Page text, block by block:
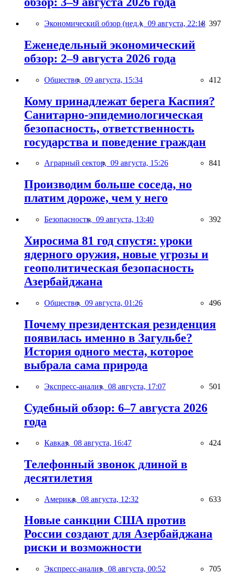
Экономический обзор (нед.), 09 августа, 22:18 397
Еженедельный экономический
обзор: 2–9 августа 2026 года
Общество, 09 августа, 15:34 412
Кому принадлежат берега Каспия?
Санитарно-эпидемиологическая
безопасность, ответственность
государства и поведение граждан
Аграрный сектор, 09 августа, 15:26 841
Производим больше соседа, но
платим дороже, чем у него
Безопасность, 09 августа, 13:40 392
Хиросима 81 год спустя: уроки
ядерного оружия, новые угрозы и
геополитическая безопасность
Азербайджана
Общество, 09 августа, 01:26 496
Почему президентская резиденция
появилась именно в Загульбе?
История одного места, которое
выбрала сама природа
Экспресс-анализ, 08 августа, 17:07 501
Судебный обзор: 6–7 августа 2026
года
Кавказ, 08 августа, 16:47 424
Телефонный звонок длиной в
десятилетия
Америка, 08 августа, 12:32 633
Новые санкции США против
России создают для Азербайджана
риски и возможности
Экспресс-анализ, 08 августа, 00:52 705